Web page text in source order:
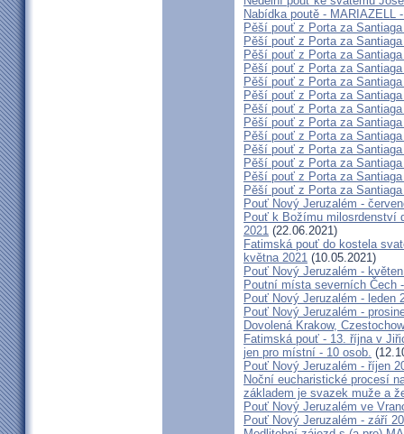
Nabídka poutě - MARIAZELL
Pěší pouť z Porta za
Pěší pouť z Porta za
Pěší pouť z Porta za
Pěší pouť z Porta za
Pěší pouť z Porta za
Pěší pouť z Porta za
Pěší pouť z Porta za
Pěší pouť z Porta za
Pěší pouť z Porta za
Pěší pouť z Porta za
Pěší pouť z Porta za
Pěší pouť z Porta za
Pěší pouť z Porta za
Pouť Nový Jeruzalém -
Pouť k Božímu milosrdenství
2021 (22.06.2021)
Fatimská pouť do kostela
května 2021 (10.05.2021)
Pouť Nový Jeruzalém -
Poutní místa severních Čech
Pouť Nový Jeruzalém - leden
Pouť Nový Jeruzalém -
Dovolená Krakow,
Fatimská pouť - 13. října v
jen pro místní - 10 osob.
Pouť Nový Jeruzalém - říjen
Noční eucharistické procesí
základem je svazek muže a
Pouť Nový Jeruzalém ve
Pouť Nový Jeruzalém - září